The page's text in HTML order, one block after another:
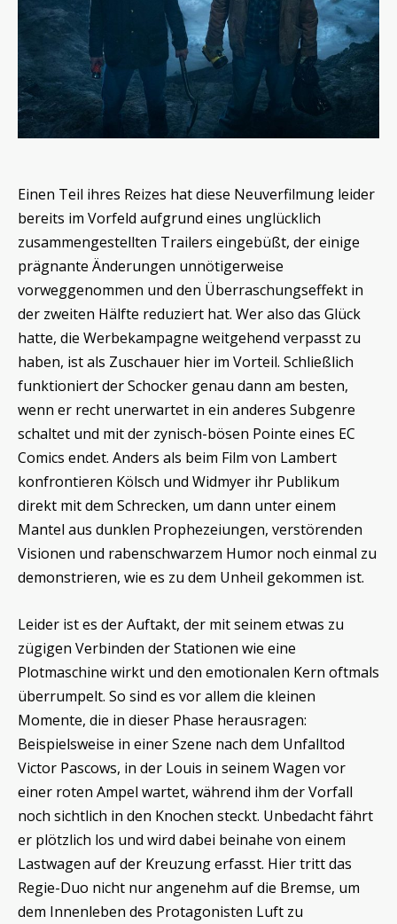
Einen Teil ihres Reizes hat diese Neuverfilmung leider
bereits im Vorfeld aufgrund eines unglücklich
zusammengestellten Trailers eingebüßt, der einige
prägnante Änderungen unnötigerweise
vorweggenommen und den Überraschungseffekt in
der zweiten Hälfte reduziert hat. Wer also das Glück
hatte, die Werbekampagne weitgehend verpasst zu
haben, ist als Zuschauer hier im Vorteil. Schließlich
funktioniert der Schocker genau dann am besten,
wenn er recht unerwartet in ein anderes Subgenre
schaltet und mit der zynisch-bösen Pointe eines EC
Comics endet. Anders als beim Film von Lambert
konfrontieren Kölsch und Widmyer ihr Publikum
direkt mit dem Schrecken, um dann unter einem
Mantel aus dunklen Prophezeiungen, verstörenden
Visionen und rabenschwarzem Humor noch einmal zu
demonstrieren, wie es zu dem Unheil gekommen ist.
Leider ist es der Auftakt, der mit seinem etwas zu
zügigen Verbinden der Stationen wie eine
Plotmaschine wirkt und den emotionalen Kern oftmals
überrumpelt. So sind es vor allem die kleinen
Momente, die in dieser Phase herausragen:
Beispielsweise in einer Szene nach dem Unfalltod
Victor Pascows, in der Louis in seinem Wagen vor
einer roten Ampel wartet, während ihm der Vorfall
noch sichtlich in den Knochen steckt. Unbedacht fährt
er plötzlich los und wird dabei beinahe von einem
Lastwagen auf der Kreuzung erfasst. Hier tritt das
Regie-Duo nicht nur angenehm auf die Bremse, um
dem Innenleben des Protagonisten Luft zu